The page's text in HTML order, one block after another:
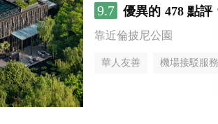
9.7 優異的 478 點評
靠近倫披尼公園
華人友善 機場接駁服務